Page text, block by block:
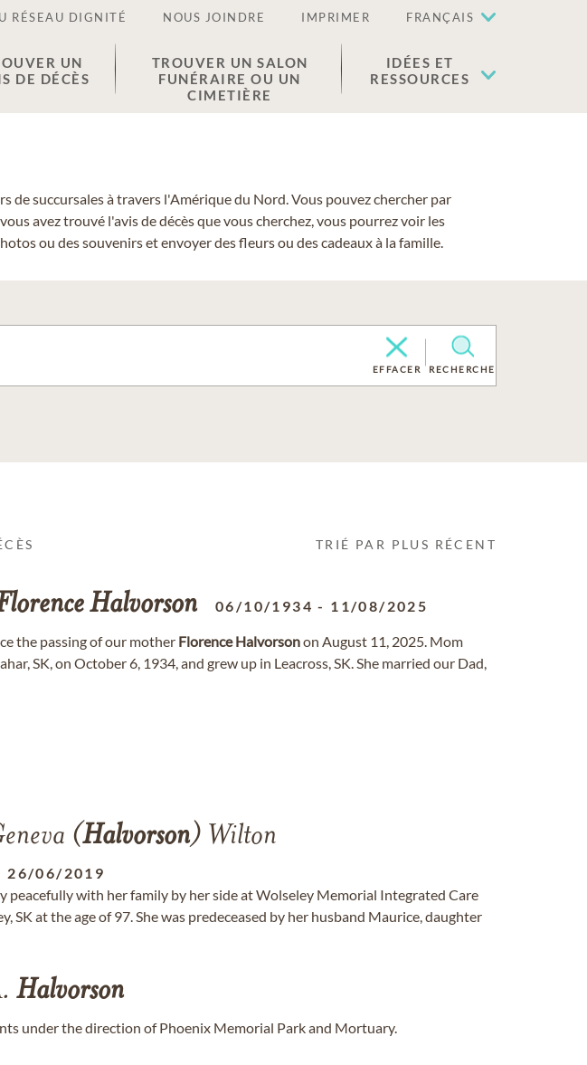
RÉSEAU DIGNITÉ NOUS JOINDRE IMPRIMER FRANÇAIS
UN
DE DÉCÈS
TROUVER UN SALON
FUNÉRAIRE OU UN
CIMETIÈRE
IDÉES ET
RESSOURCES
de succursales à travers l'Amérique du Nord. Vous pouvez chercher par
avez trouvé l'avis de décès que vous cherchez, vous pourrez voir les
ou des souvenirs et envoyer des fleurs ou des cadeaux à la famille.
EFFACER RECHERCHE
TRIÉ PAR PLUS RÉCENT
Halvorson 06/10/1934 - 11/08/2025
the passing of our mother Florence Halvorsonon August 11, 2025. Mom
SK, on October 6, 1934, and grew up in Leacross, SK. She married our Dad,
(Halvorson) Wilton
26/06/2019
peacefully with her family by her side at Wolseley Memorial Integrated Care
SK at the age of 97. She was predeceased by her husband Maurice, daughter
Halvorson
under the direction of Phoenix Memorial Park and Mortuary.